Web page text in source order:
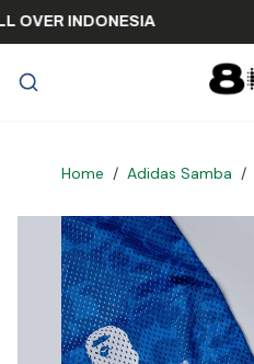
ALL OVER INDONESIA
Home / Adidas Samba /